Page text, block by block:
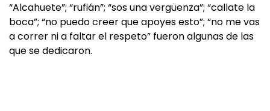
“Alcahuete”; “rufián”; “sos una vergüenza”; “callate la
boca”; “no puedo creer que apoyes esto”; “no me vas
a correr ni a faltar el respeto” fueron algunas de las
que se dedicaron.